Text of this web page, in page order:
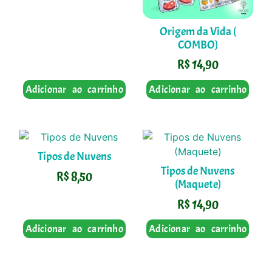
Adicionar ao carrinho
Origem da Vida (
COMBO)
R$14,90
Adicionar ao carrinho
Tipos de Nuvens
R$8,50
Adicionar ao carrinho
Tipos de Nuvens
(Maquete)
R$14,90
Adicionar ao carrinho